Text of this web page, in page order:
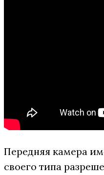
Передняя камера
своего типа